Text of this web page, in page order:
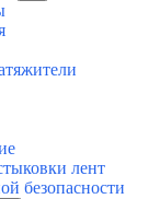
лент
безопасности